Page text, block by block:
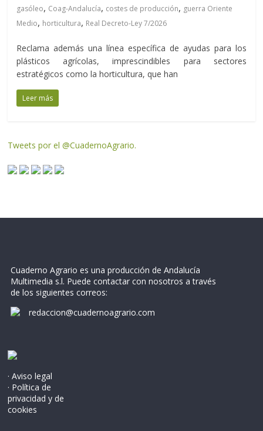
gasóleo, Coag-Andalucía, costes de producción, guerra Oriente
Medio, horticultura, Real Decreto-Ley 7/2026
Reclama además una línea específica de ayudas para los
plásticos agrícolas, imprescindibles para sectores
estratégicos como la horticultura, que han
Leer más
Tweets por el @CuadernoAgrario.
Cuaderno Agrario es una producción de Andalucía
Multimedia s.l. Puede contactar con nosotros a través
de los siguientes correos:
redaccion@cuadernoagrario.com
· Aviso legal
· Política de
privacidad y de
cookies